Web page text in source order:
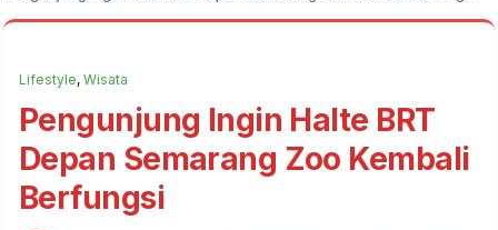
Lifestyle, Wisata
Pengunjung Ingin Halte BRT
Depan Semarang Zoo Kembali
Berfungsi